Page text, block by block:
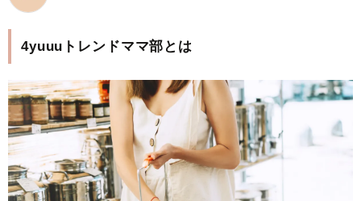
4yuuuトレンドママ部とは